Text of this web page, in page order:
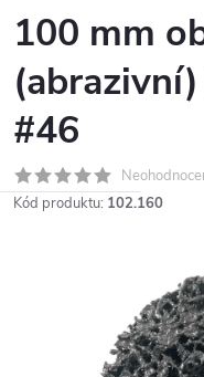
100 mm
#46
Kód produktu: 102.160